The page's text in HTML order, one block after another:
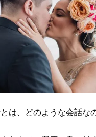
は、どのような会話な